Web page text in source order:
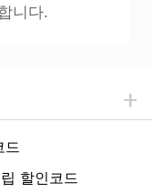
니다.